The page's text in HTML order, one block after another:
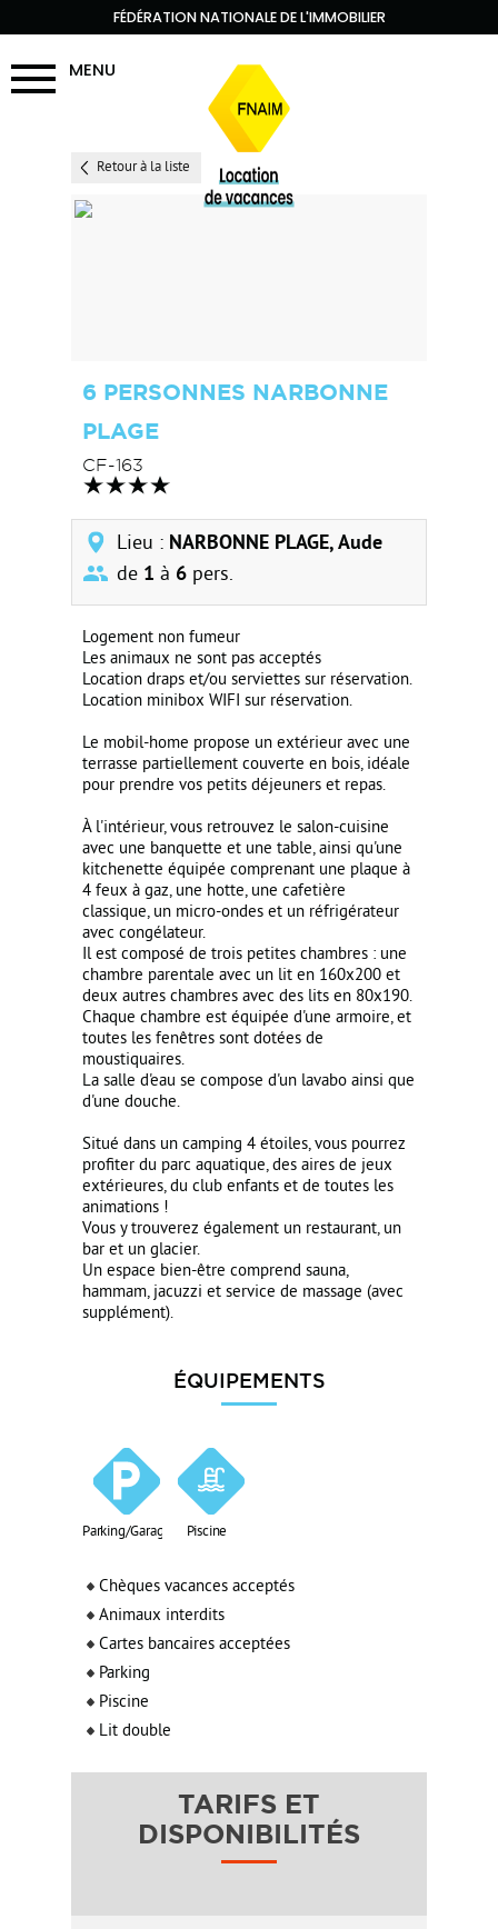
FÉDÉRATION NATIONALE DE L'IMMOBILIER
MENU
Retour à la liste
6 PERSONNES NARBONNE
PLAGE
CF-163
Lieu : NARBONNE PLAGE, Aude
de 1 à 6 pers.
Logement non fumeur
Les animaux ne sont pas acceptés
Location draps et/ou serviettes sur réservation.
Location minibox WIFI sur réservation.
Le mobil-home propose un extérieur avec une
terrasse partiellement couverte en bois, idéale
pour prendre vos petits déjeuners et repas.
À l'intérieur, vous retrouvez le salon-cuisine
avec une banquette et une table, ainsi qu'une
kitchenette équipée comprenant une plaque à
4 feux à gaz, une hotte, une cafetière
classique, un micro-ondes et un réfrigérateur
avec congélateur.
Il est composé de trois petites chambres : une
chambre parentale avec un lit en 160x200 et
deux autres chambres avec des lits en 80x190.
Chaque chambre est équipée d'une armoire, et
toutes les fenêtres sont dotées de
moustiquaires.
La salle d'eau se compose d'un lavabo ainsi que
d'une douche.
Situé dans un camping 4 étoiles, vous pourrez
profiter du parc aquatique, des aires de jeux
extérieures, du club enfants et de toutes les
animations !
Vous y trouverez également un restaurant, un
bar et un glacier.
Un espace bien-être comprend sauna,
hammam, jacuzzi et service de massage (avec
supplément).
ÉQUIPEMENTS
Parking/Garage Piscine
Chèques vacances acceptés
Animaux interdits
Cartes bancaires acceptées
Parking
Piscine
Lit double
TARIFS ET
DISPONIBILITÉS